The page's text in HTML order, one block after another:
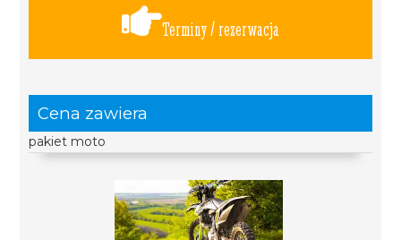
Terminy / rezerwacja
Cena zawiera
pakiet moto